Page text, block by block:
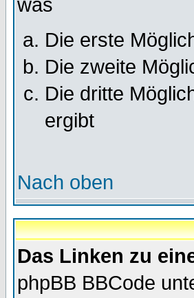
was
Die erste
Die zweite
Die dritte
ergibt
Nach oben
Das Linken zu
phpBB BBCode